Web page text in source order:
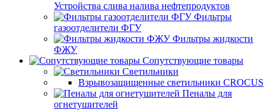
Устройства слива налива нефтепродуктов
Фильтры
газоотделители ФГУ
Фильтры жидкости
ФЖУ
Сопутствующие товары
Светильники
Взрывозащищенные светильники CROCUS
Пеналы для
огнетушителей